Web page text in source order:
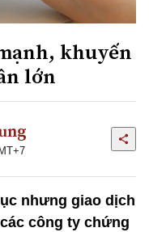
khuyến
lớn
nhưng giao dịch
công ty chứng